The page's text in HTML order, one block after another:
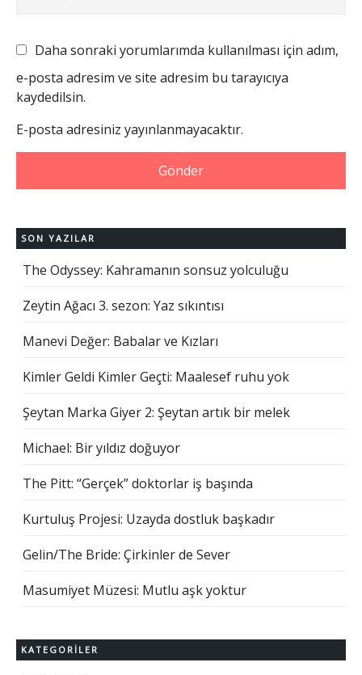
Daha sonraki yorumlarımda kullanılması için adım,
e-posta adresim ve site adresim bu tarayıcıya
kaydedilsin.
E-posta adresiniz yayınlanmayacaktır.
SON YAZILAR
The Odyssey: Kahramanın sonsuz yolculuğu
Zeytin Ağacı 3. sezon: Yaz sıkıntısı
Manevi Değer: Babalar ve Kızları
Kimler Geldi Kimler Geçti: Maalesef ruhu yok
Şeytan Marka Giyer 2: Şeytan artık bir melek
Michael: Bir yıldız doğuyor
The Pitt: “Gerçek” doktorlar iş başında
Kurtuluş Projesi: Uzayda dostluk başkadır
Gelin/The Bride: Çirkinler de Sever
Masumiyet Müzesi: Mutlu aşk yoktur
KATEGORILER